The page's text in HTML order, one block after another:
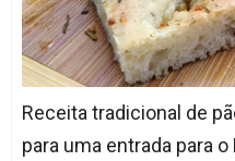
Receita tradicional de
para uma entrada para o